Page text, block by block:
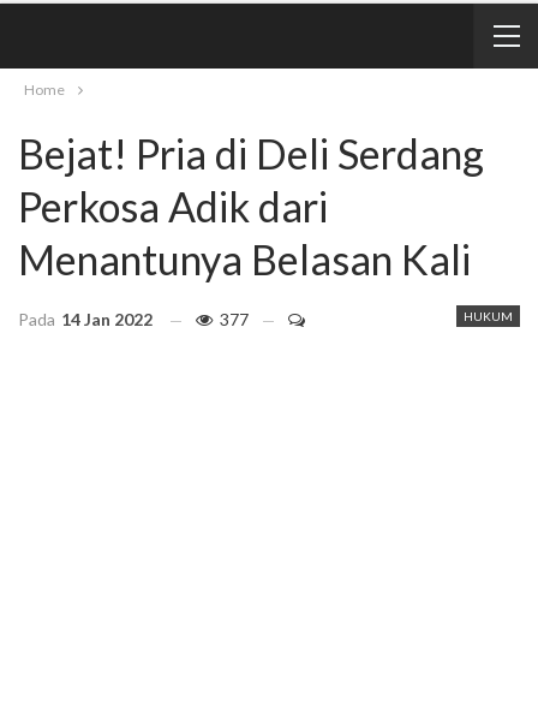
Home
Bejat! Pria di Deli Serdang
Perkosa Adik dari
Menantunya Belasan Kali
HUKUM
Pada 14 Jan 2022 377